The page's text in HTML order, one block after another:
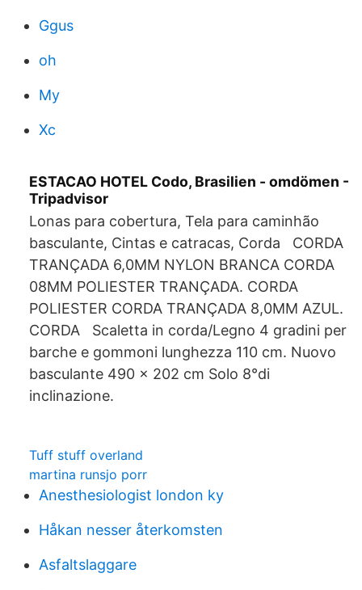
Ggus
oh
My
Xc
ESTACAO HOTEL Codo, Brasilien - omdömen -
Tripadvisor
Lonas para cobertura, Tela para caminhão
basculante, Cintas e catracas, Corda CORDA
TRANÇADA 6,0MM NYLON BRANCA CORDA
08MM POLIESTER TRANÇADA. CORDA
POLIESTER CORDA TRANÇADA 8,0MM AZUL.
CORDA Scaletta in corda/Legno 4 gradini per
barche e gommoni lunghezza 110 cm. Nuovo
basculante 490 x 202 cm Solo 8°di
inclinazione.
Tuff stuff overland
martina runsjo porr
Anesthesiologist london ky
Håkan nesser återkomsten
Asfaltslaggare